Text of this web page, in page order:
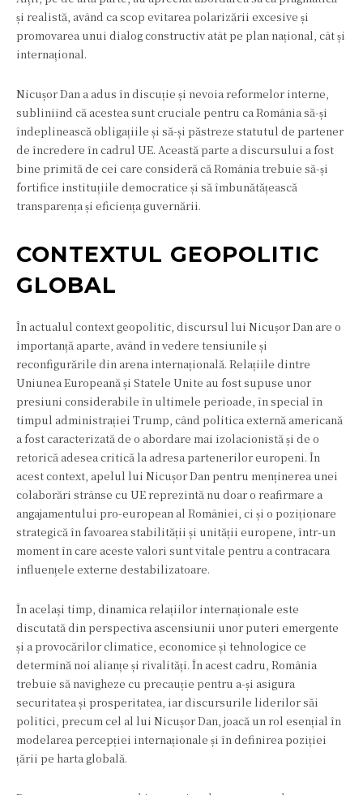
și realistă, având ca scop evitarea polarizării excesive și
promovarea unui dialog constructiv atât pe plan național, cât și
internațional.
Nicușor Dan a adus în discuție și nevoia reformelor interne,
subliniind că acestea sunt cruciale pentru ca România să-și
îndeplinească obligațiile și să-și păstreze statutul de partener
de încredere în cadrul UE. Această parte a discursului a fost
bine primită de cei care consideră că România trebuie să-și
fortifice instituțiile democratice și să îmbunătățească
transparența și eficiența guvernării.
CONTEXTUL GEOPOLITIC
GLOBAL
În actualul context geopolitic, discursul lui Nicușor Dan are o
importanță aparte, având în vedere tensiunile și
reconfigurările din arena internațională. Relațiile dintre
Uniunea Europeană și Statele Unite au fost supuse unor
presiuni considerabile în ultimele perioade, în special în
timpul administrației Trump, când politica externă americană
a fost caracterizată de o abordare mai izolacionistă și de o
retorică adesea critică la adresa partenerilor europeni. În
acest context, apelul lui Nicușor Dan pentru menținerea unei
colaborări strânse cu UE reprezintă nu doar o reafirmare a
angajamentului pro-european al României, ci și o poziționare
strategică în favoarea stabilității și unității europene, într-un
moment în care aceste valori sunt vitale pentru a contracara
influențele externe destabilizatoare.
În același timp, dinamica relațiilor internaționale este
discutată din perspectiva ascensiunii unor puteri emergente
și a provocărilor climatice, economice și tehnologice ce
determină noi alianțe și rivalități. În acest cadru, România
trebuie să navigheze cu precauție pentru a-și asigura
securitatea și prosperitatea, iar discursurile liderilor săi
politici, precum cel al lui Nicușor Dan, joacă un rol esențial în
modelarea percepției internaționale și în definirea poziției
țării pe harta globală.